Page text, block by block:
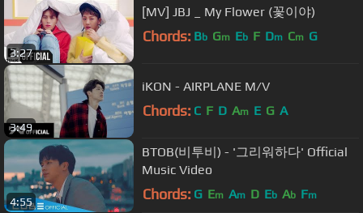
3:27
[MV] JBJ _ My Flower (꽃이야)
Chords: Bb Gm Eb F Dm Cm G
3:49
iKON - AIRPLANE M/V
Chords: C F D Am E G A
4:55
BTOB(비투비) - '그리워하다' Official
Music Video
Chords: G Em Am D Eb Ab Fm